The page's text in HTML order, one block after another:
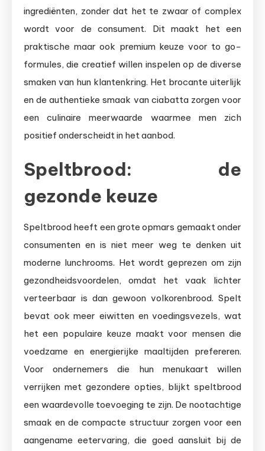
ingrediënten, zonder dat het te zwaar of complex
wordt voor de consument. Dit maakt het een
praktische maar ook premium keuze voor to go-
formules, die creatief willen inspelen op de diverse
smaken van hun klantenkring. Het brocante uiterlijk
en de authentieke smaak van ciabatta zorgen voor
een culinaire meerwaarde waarmee men zich
positief onderscheidt in het aanbod.
Speltbrood: de
gezonde keuze
Speltbrood heeft een grote opmars gemaakt onder
consumenten en is niet meer weg te denken uit
moderne lunchrooms. Het wordt geprezen om zijn
gezondheidsvoordelen, omdat het vaak lichter
verteerbaar is dan gewoon volkorenbrood. Spelt
bevat ook meer eiwitten en voedingsvezels, wat
het een populaire keuze maakt voor mensen die
voedzame en energierijke maaltijden prefereren.
Voor ondernemers die hun menukaart willen
verrijken met gezondere opties, blijkt speltbrood
een waardevolle toevoeging te zijn. De nootachtige
smaak en de compacte structuur zorgen voor een
aangename eetervaring, die goed aansluit bij de